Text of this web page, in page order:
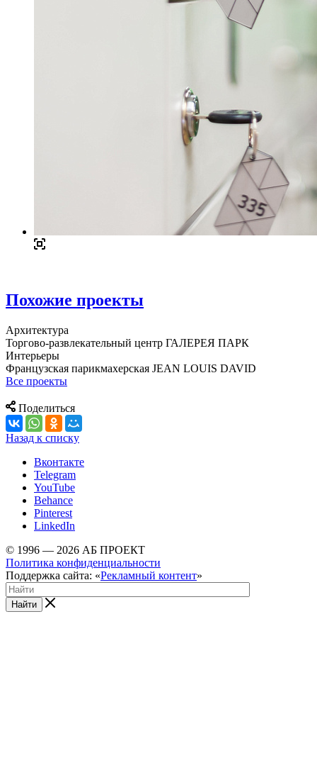
Похожие проекты
Архитектура
Торгово-развлекательный центр ГАЛЕРЕЯ ПАРК
Интерьеры
Французская парикмахерская JEAN LOUIS DAVID
Все проекты
Поделиться
Назад к списку
Вконтакте
Telegram
YouTube
Behance
Pinterest
LinkedIn
© 1996 — 2026 АБ ПРОЕКТ
Политика конфиденциальности
Поддержка сайта: «Рекламный контент»
Найти